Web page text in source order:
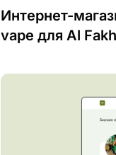
Интернет-
vape для Al